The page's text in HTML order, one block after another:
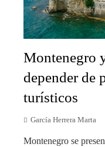
Montenegro
depender de
turísticos
García Herrera Marta
Montenegro se